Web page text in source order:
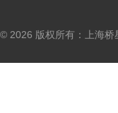
© 2026 版权所有：上海